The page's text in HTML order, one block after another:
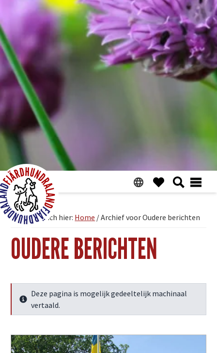
U bevindt zich hier: Home /Archief voor Oudere berichten
OUDERE BERICHTEN
Meer info
Deze pagina is mogelijk gedeeltelijk machinaal
vertaald.